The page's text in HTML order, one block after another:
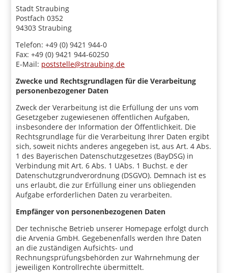
Stadt Straubing
Postfach 0352
94303 Straubing
Telefon: +49 (0) 9421 944-0
Fax: +49 (0) 9421 944-60250
E-Mail: poststelle@straubing.de
Zwecke und Rechtsgrundlagen für die Verarbeitung
personenbezogener Daten
Zweck der Verarbeitung ist die Erfüllung der uns vom
Gesetzgeber zugewiesenen öffentlichen Aufgaben,
insbesondere der Information der Öffentlichkeit. Die
Rechtsgrundlage für die Verarbeitung Ihrer Daten ergibt
sich, soweit nichts anderes angegeben ist, aus Art. 4 Abs.
1 des Bayerischen Datenschutzgesetzes (BayDSG) in
Verbindung mit Art. 6 Abs. 1 UAbs. 1 Buchst. e der
Datenschutzgrundverordnung (DSGVO). Demnach ist es
uns erlaubt, die zur Erfüllung einer uns obliegenden
Aufgabe erforderlichen Daten zu verarbeiten.
Empfänger von personenbezogenen Daten
Der technische Betrieb unserer Homepage erfolgt durch
die Arvenia GmbH. Gegebenenfalls werden Ihre Daten
an die zuständigen Aufsichts- und
Rechnungsprüfungsbehörden zur Wahrnehmung der
jeweiligen Kontrollrechte übermittelt.